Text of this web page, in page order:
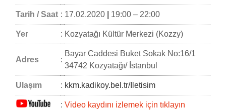
Tarih / Saat : 17.02.2020 19:00 – 22:00
Yer : Kozyatağı Kültür Merkezi (Kozzy)
Adres :
Bayar Caddesi Buket Sokak No:16/1
34742 Kozyatağı/ İstanbul
Ulaşım : kkm.kadikoy.bel.tr/Iletisim
: Video kaydını izlemek için tıklayın